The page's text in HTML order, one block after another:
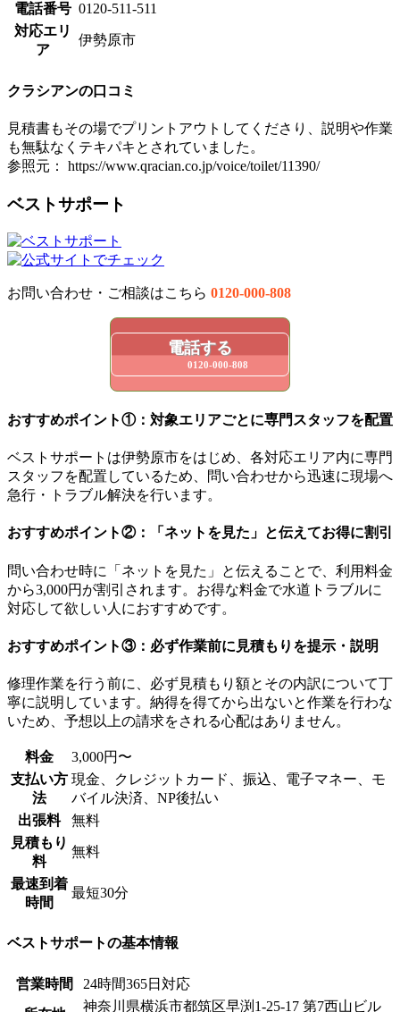
電話番号 0120-511-511
対応エリ
ア
伊勢原市
クラシアンの口コミ
見積書もその場でプリントアウトしてくださり、説明や作業
も無駄なくテキパキとされていました。
参照元： https://www.qracian.co.jp/voice/toilet/11390/
ベストサポート
お問い合わせ・ご相談はこちら 0120-000-808
電話する
0120-000-808
おすすめポイント①：対象エリアごとに専門スタッフを配置
ベストサポートは伊勢原市をはじめ、各対応エリア内に専門
スタッフを配置しているため、問い合わせから迅速に現場へ
急行・トラブル解決を行います。
おすすめポイント②：「ネットを見た」と伝えてお得に割引
問い合わせ時に「ネットを見た」と伝えることで、利用料金
から3,000円が割引されます。お得な料金で水道トラブルに
対応して欲しい人におすすめです。
おすすめポイント③：必ず作業前に見積もりを提示・説明
修理作業を行う前に、必ず見積もり額とその内訳について丁
寧に説明しています。納得を得てから出ないと作業を行わな
いため、予想以上の請求をされる心配はありません。
料金
3,000円〜
支払い方
法
現金、クレジットカード、振込、電子マネー、モ
バイル決済、NP後払い
出張料
無料
見積もり
料
無料
最速到着
時間
最短30分
ベストサポートの基本情報
営業時間
24時間365日対応
神奈川県横浜市都筑区早渕1-25-17 第7西山ビル